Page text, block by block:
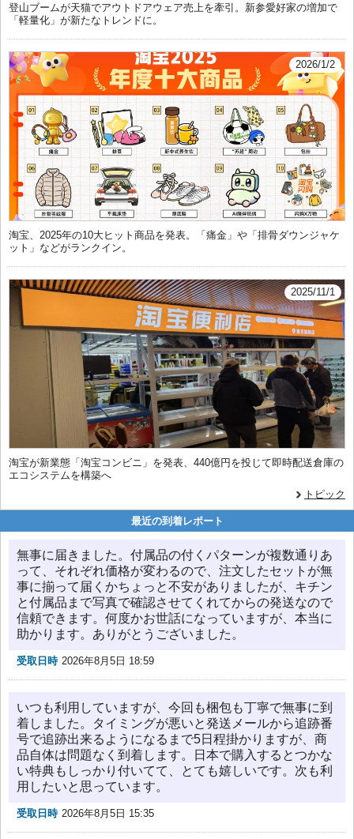
登山ブームが天猫でアウトドアウェア売上を牽引。新参愛好家の増加で
「軽量化」が新たなトレンドに。
2026/1/2
淘宝、2025年の10大ヒット商品を発表。「痛金」や「排骨ダウンジャケ
ット」などがランクイン。
2025/11/1
淘宝が新業態「淘宝コンビニ」を発表、440億円を投じて即時配送倉庫の
エコシステムを構築へ
トピック
最近の到着レポート
無事に届きました。付属品の付くパターンが複数通りあ
って、それぞれ価格が変わるので、注文したセットが無
事に揃って届くかちょっと不安がありましたが、キチン
と付属品まで写真で確認させてくれてからの発送なので
信頼できます。何度かお世話になっていますが、本当に
助かります。ありがとうございました。
受取日時 2026年8月5日 18:59
いつも利用していますが、今回も梱包も丁寧で無事に到
着しました。タイミングが悪いと発送メールから追跡番
号で追跡出来るようになるまで5日程掛かりますが、商
品自体は問題なく到着します。日本で購入するとつかな
い特典もしっかり付いてて、とても嬉しいです。次も利
用したいと思っています。
受取日時 2026年8月5日 15:35